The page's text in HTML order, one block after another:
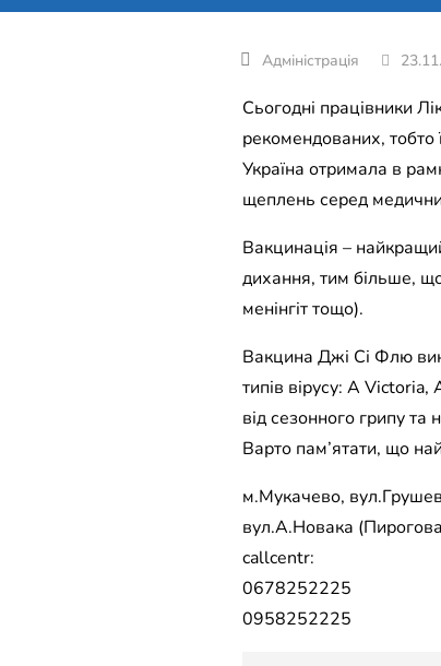
Сьогодні працівники
рекомендованих, тобто
Україна отримала в
щеплень серед
Вакцинація –
дихання, тим більше,
менінгіт тощо).
Вакцина Джі Сі Флю
типів вірусу: А
від сезонного грипу та
Варто пам’ятати, що
м.Мукачево,
вул.А.Новака
callcentr:
0678252225
0958252225